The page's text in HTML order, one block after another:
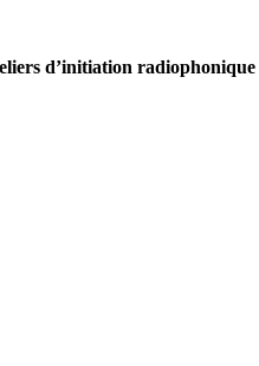
d’initiation